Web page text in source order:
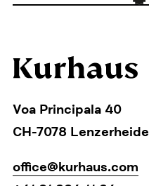
Voa Principala 40
CH-7078 Lenzerheide
office@kurhaus.com